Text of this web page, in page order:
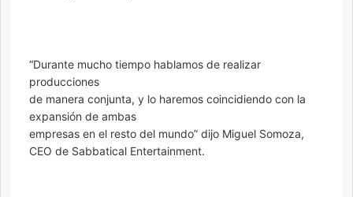
“Durante mucho tiempo hablamos de realizar
producciones
de manera conjunta, y lo haremos coincidiendo con la
expansión de ambas
empresas en el resto del mundo” dijo Miguel Somoza,
CEO de Sabbatical Entertainment.